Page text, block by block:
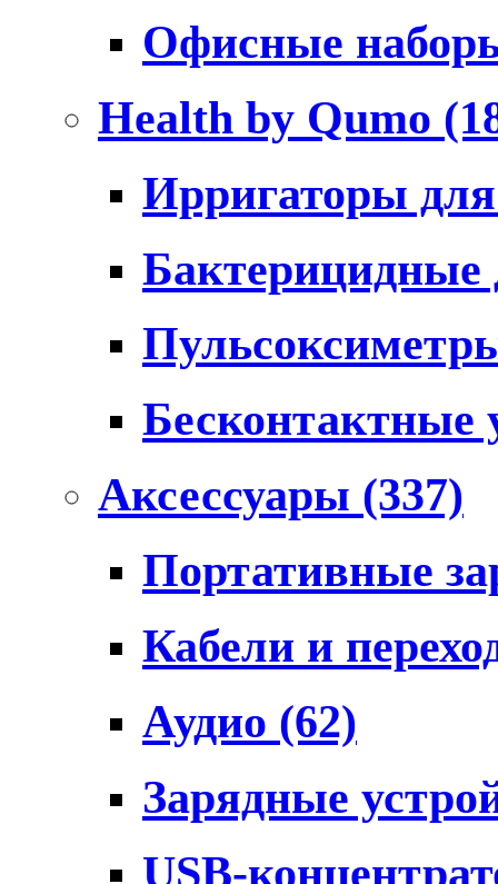
Офисные
Health by Qumo
Ирригаторы
Бесконтактные
Аксессуары (337)
Портативные
Кабели и
Аудио (62)
Зарядные
USB-